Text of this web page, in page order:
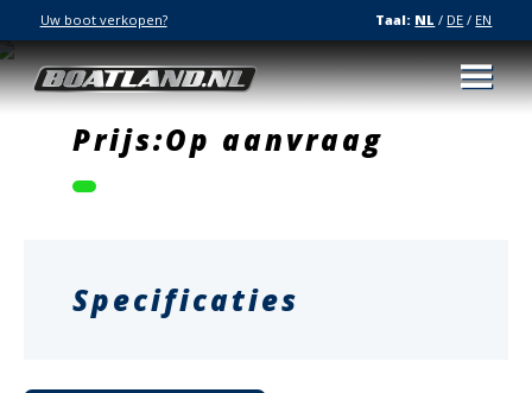
Uw boot verkopen? Taal: NL / DE / EN
Prijs:Op aanvraag
Specificaties